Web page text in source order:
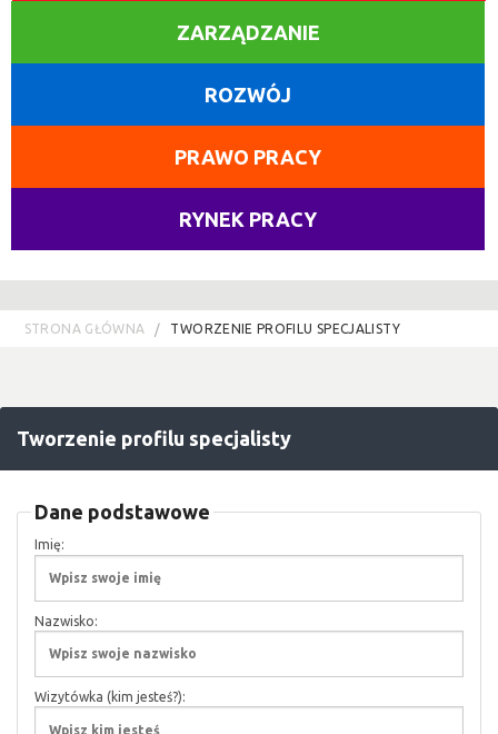
ZARZĄDZANIE
ROZWÓJ
PRAWO PRACY
RYNEK PRACY
STRONA GŁÓWNA TWORZENIE PROFILU SPECJALISTY
Tworzenie profilu specjalisty
Dane podstawowe
Imię:
Nazwisko:
Wizytówka (kim jesteś?):